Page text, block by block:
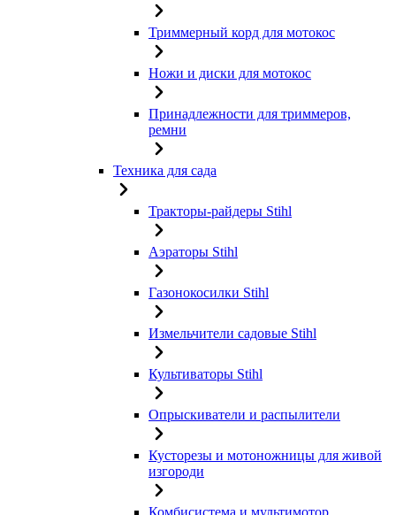
Триммерный корд для мотокос
Ножи и диски для мотокос
Принадлежности для триммеров,
ремни
Техника для сада
Тракторы-райдеры Stihl
Аэраторы Stihl
Газонокосилки Stihl
Измельчители садовые Stihl
Культиваторы Stihl
Опрыскиватели и распылители
Кусторезы и мотоножницы для живой
изгороди
Комбисистема и мультимотор